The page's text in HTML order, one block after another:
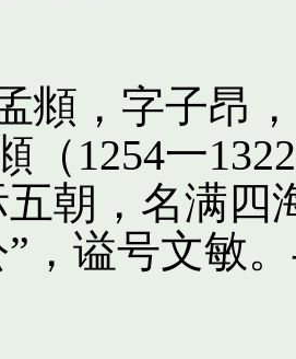
頫，字子昂
（1254一
朝，名满四
，谥号文敏